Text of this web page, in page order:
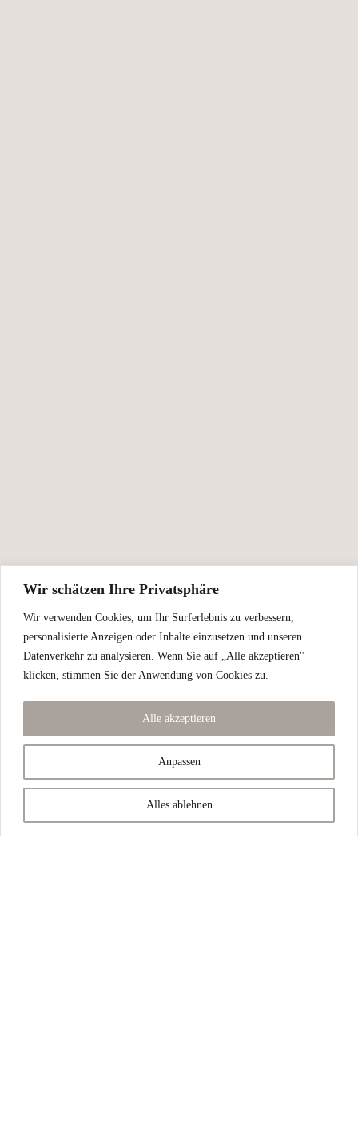
Wir schätzen Ihre Privatsphäre
Wir verwenden Cookies, um Ihr Surferlebnis zu verbessern,
personalisierte Anzeigen oder Inhalte einzusetzen und unseren
Datenverkehr zu analysieren. Wenn Sie auf „Alle akzeptieren"
klicken, stimmen Sie der Anwendung von Cookies zu.
Anpassen
Alles ablehnen
Alle akzeptieren
Bitte beachten Sie: Die in unserem Onlinekatalog
angezeigten Uhren können bereits vergeben sein. Unser
Sortiment verändert sich laufend, und nicht alle aktuell
verfügbaren Uhren sind online abgebildet – manche
Stücke finden schneller einen neuen Besitzer, als wir sie